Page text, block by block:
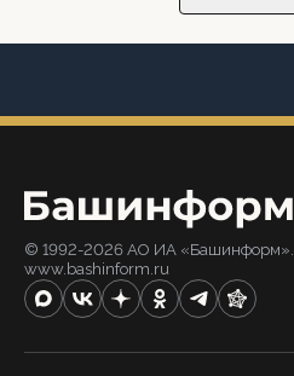
© 1992-2026 АО ИА «Башинформ».
www.bashinform.ru